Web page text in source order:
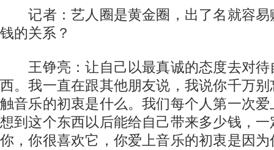
记者：艺人圈是黄金圈，出了名就容易
钱的关系？
王铮亮：让自己以最真诚的态度去对待
西。我一直在跟其他朋友说，我说你千万
触音乐的初衷是什么。我们每个人第一次
想到这个东西以后能给自己带来多少钱，
你，你很喜欢它，你爱上音乐的初衷是因